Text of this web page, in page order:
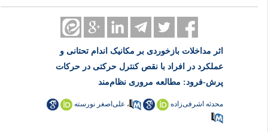
اثر مداخلات بازخوردی بر مکانیک اندام تحتانی و
عملکرد در افراد با نقص کنترل حرکتی در حرکات
پرش-فرود: مطالعه مروری نظام‌مند
محدثه اشرفی‌زاده ، علی‌اصغر نورسته